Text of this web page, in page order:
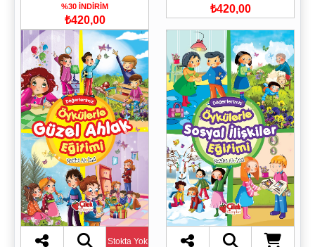
%30 İNDİRİM
₺420,00
₺420,00
Stokta Yok